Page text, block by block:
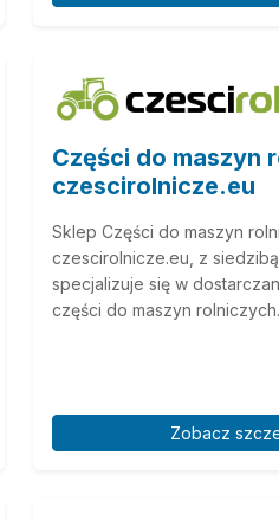
Części do maszyn
czescirolnicze.eu
Sklep Części do maszyn
czescirolnicze.eu, z
specjalizuje się w
części do maszyn
Zobacz